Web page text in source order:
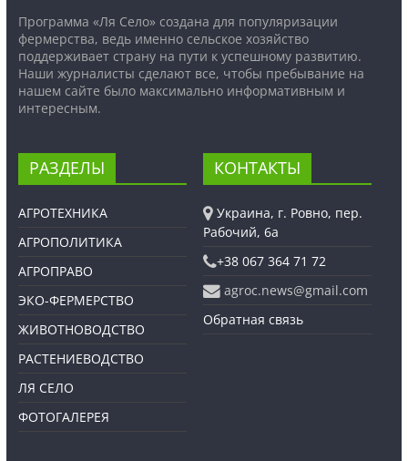
Программа «Ля Село» создана для популяризации
фермерства, ведь именно сельское хозяйство
поддерживает страну на пути к успешному развитию.
Наши журналисты сделают все, чтобы пребывание на
нашем сайте было максимально информативным и
интересным.
РАЗДЕЛЫ
АГРОТЕХНИКА
АГРОПОЛИТИКА
АГРОПРАВО
ЭКО-ФЕРМЕРСТВО
ЖИВОТНОВОДСТВО
РАСТЕНИЕВОДСТВО
ЛЯ СЕЛО
ФОТОГАЛЕРЕЯ
КОНТАКТЫ
Украина, г. Ровно, пер.
Рабочий, 6а
+38 067 364 71 72
agroc.news@gmail.com
Обратная связь